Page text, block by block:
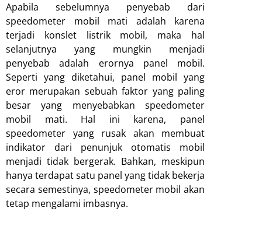
Apabila sebelumnya penyebab dari
speedometer mobil mati adalah karena
terjadi konslet listrik mobil, maka hal
selanjutnya yang mungkin menjadi
penyebab adalah erornya panel mobil.
Seperti yang diketahui, panel mobil yang
eror merupakan sebuah faktor yang paling
besar yang menyebabkan speedometer
mobil mati. Hal ini karena, panel
speedometer yang rusak akan membuat
indikator dari penunjuk otomatis mobil
menjadi tidak bergerak. Bahkan, meskipun
hanya terdapat satu panel yang tidak bekerja
secara semestinya, speedometer mobil akan
tetap mengalami imbasnya.